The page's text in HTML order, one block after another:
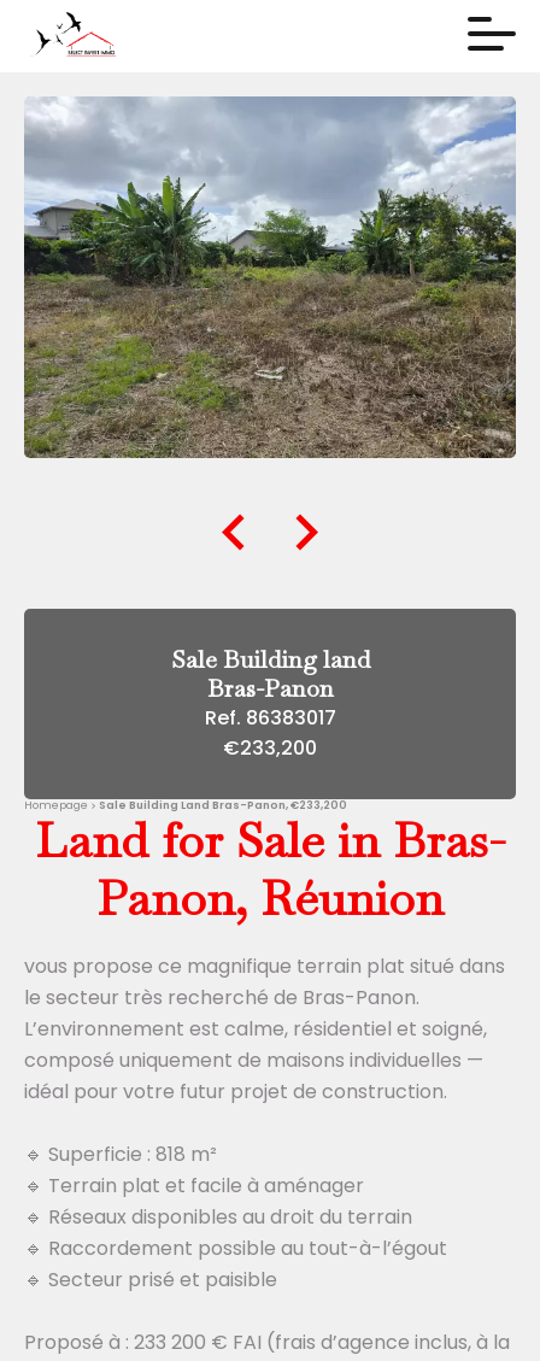
Sale Building land
Bras-Panon
Ref. 86383017
€233,200
Homepage Sale Building Land Bras-Panon, €233,200
Land for Sale in Bras-
Panon, Réunion
vous propose ce magnifique terrain plat situé dans
le secteur très recherché de Bras-Panon.
L’environnement est calme, résidentiel et soigné,
composé uniquement de maisons individuelles —
idéal pour votre futur projet de construction.
🔹 Superficie : 818 m²
🔹 Terrain plat et facile à aménager
🔹 Réseaux disponibles au droit du terrain
🔹 Raccordement possible au tout-à-l’égout
🔹 Secteur prisé et paisible
Proposé à : 233 200 € FAI (frais d’agence inclus, à la